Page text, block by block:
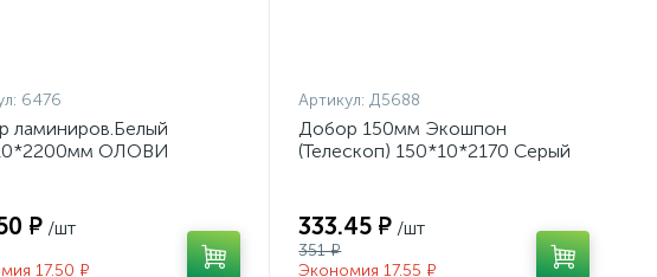
6476
ламиниров.Белый
ОЛОВИ
₽ /шт
17.50 ₽
Артикул: Д5688
Добор 150мм Экошпон
(Телескоп) 150*10*2170 Серый
333.45 ₽ /шт
351 ₽
Экономия 17.55 ₽